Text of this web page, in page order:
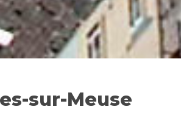
sur-Meuse